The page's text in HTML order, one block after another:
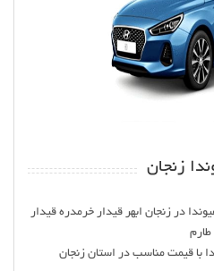
زنجان
در زنجان ابهر قیدار خرمدره قیدار
با قیمت مناسب در استان زنجان